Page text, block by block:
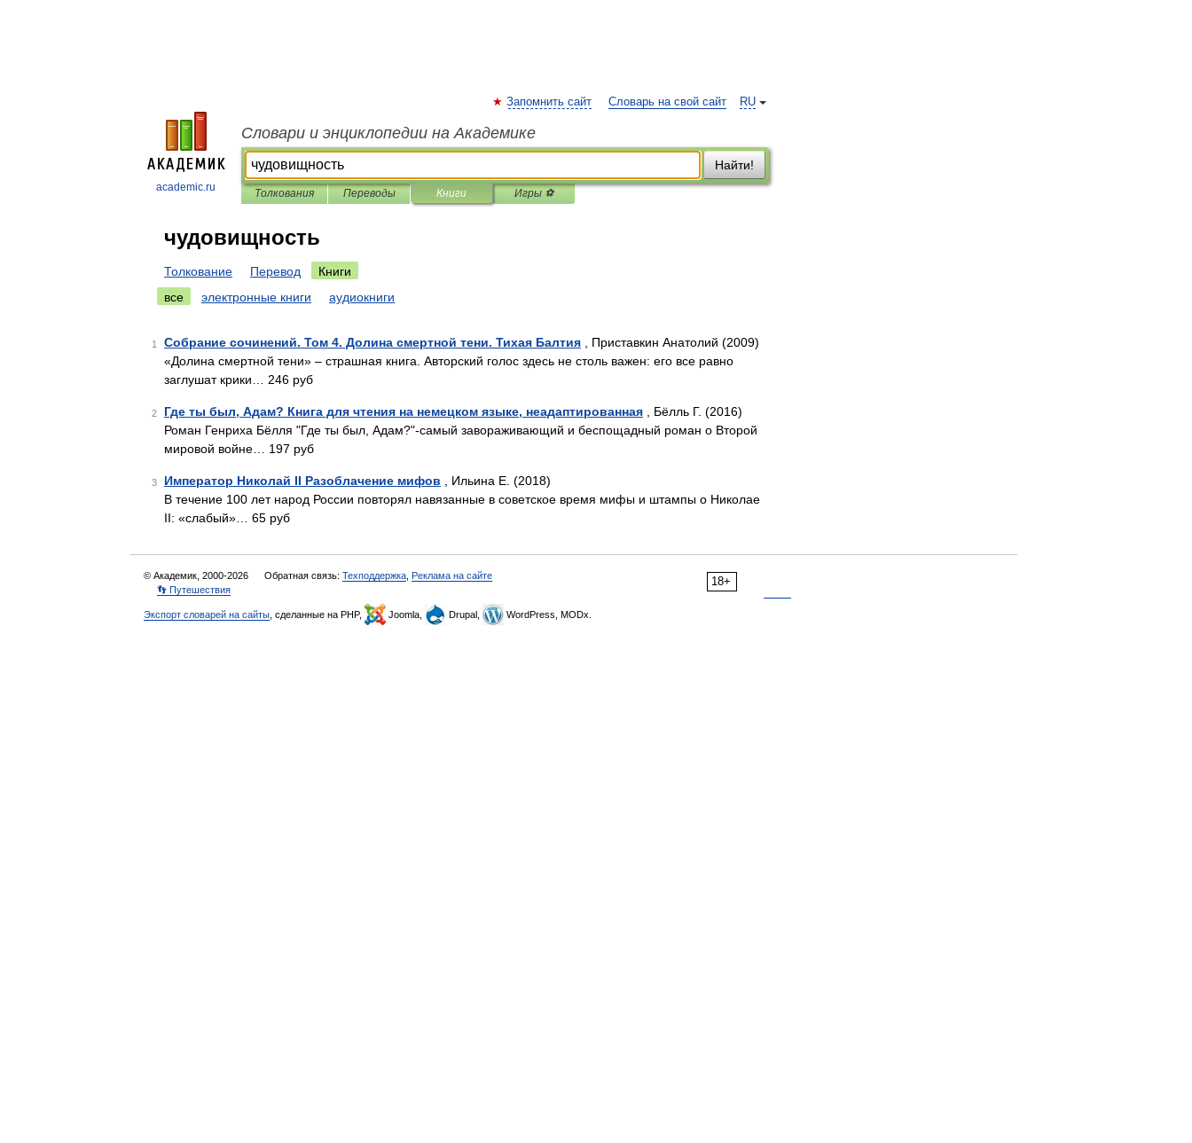
academic.ru
RU
Запомнить сайт Словарь на свой сайт
Словари и энциклопедии на Академике
Найти!
Толкования Переводы Книги Игры ⚽
чудовищность
Толкование Перевод
Книги
все
электронные книги аудиокниги
1 Собрание сочинений. Том 4. Долина смертной тени. Тихая Балтия , Приставкин Анатолий (2009)
«Долина смертной тени» – страшная книга. Авторский голос здесь не столь важен: его все равно
заглушат крики… 246 руб
2 Где ты был, Адам? Книга для чтения на немецком языке, неадаптированная , Бёлль Г. (2016)
Роман Генриха Бёлля "Где ты был, Адам?"-самый завораживающий и беспощадный роман о Второй
мировой войне… 197 руб
3 Император Николай II Разоблачение мифов , Ильина Е. (2018)
В течение 100 лет народ России повторял навязанные в советское время мифы и штампы о Николае
II: «слабый»… 65 руб
18+
© Академик, 2000-2026 Обратная связь: Техподдержка Реклама на сайте
👣 Путешествия
Экспорт словарей на сайты , сделанные на PHP, Joomla, Drupal, WordPress, MODx.